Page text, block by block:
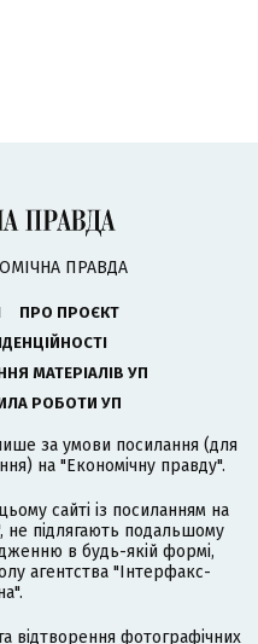
ПРАВДА
ПРО ПРОЄКТ
МАТЕРІАЛІВ УП
РОБОТИ УП
за умови посилання (для
на "Економічну правду".
сайті із посиланням на
, не підлягають подальшому
в будь-якій формі,
агентства "Інтерфакс-
відтворення фотографічних